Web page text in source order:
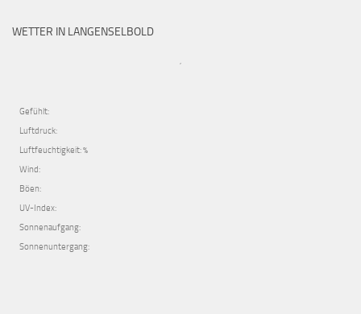
WETTER IN LANGENSELBOLD
,
Gefühlt:
Luftdruck:
Luftfeuchtigkeit: %
Wind:
Böen:
UV-Index:
Sonnenaufgang:
Sonnenuntergang: